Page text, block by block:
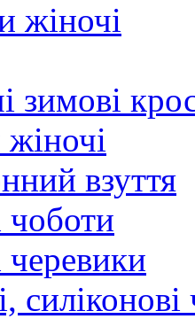
жіночі
зимові
взуття
чоботи
черевики